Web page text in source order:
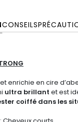
CONSEILS
enrichie en cire
ultra brillant et est
coiffé dans les